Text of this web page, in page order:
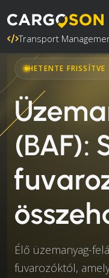
Transport
HETENTE FRISSÍTVE
(BAF):
Élő üzemanyag-
fuvarozóktól,